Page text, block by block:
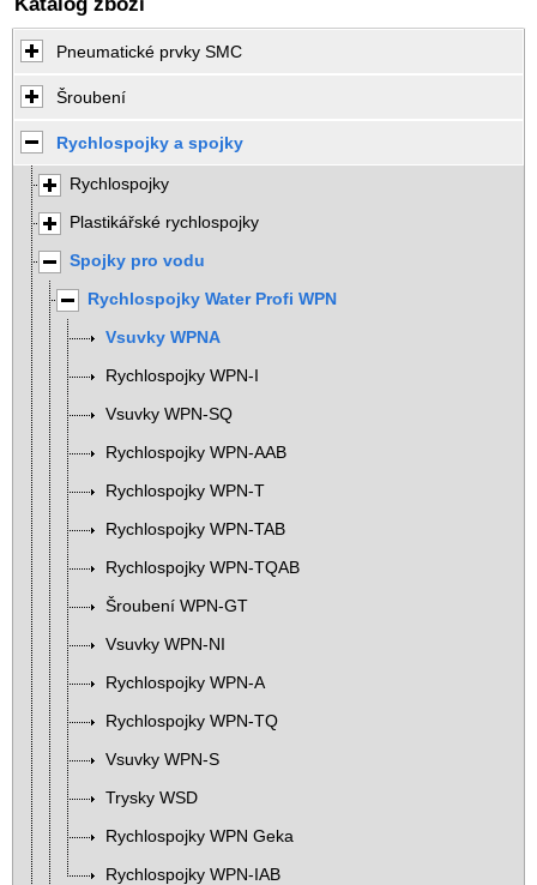
Pneumatické prvky SMC
Šroubení
Rychlospojky a spojky
Rychlospojky
Plastikářské rychlospojky
Spojky pro vodu
Rychlospojky Water Profi WPN
Vsuvky WPNA
Rychlospojky WPN-I
Vsuvky WPN-SQ
Rychlospojky WPN-AAB
Rychlospojky WPN-T
Rychlospojky WPN-TAB
Rychlospojky WPN-TQAB
Šroubení WPN-GT
Vsuvky WPN-NI
Rychlospojky WPN-A
Rychlospojky WPN-TQ
Vsuvky WPN-S
Trysky WSD
Rychlospojky WPN Geka
Rychlospojky WPN-IAB